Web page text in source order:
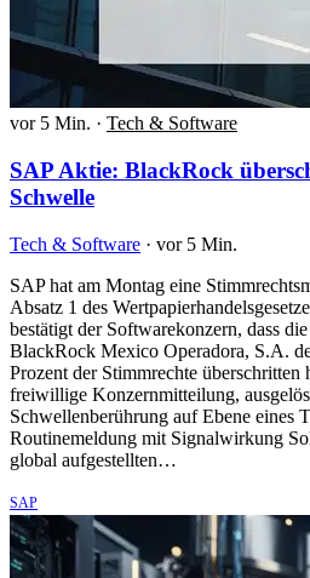
vor 5 Min. · Tech & Software
SAP Aktie: BlackRock
Schwelle
Tech & Software · vor 5 Min.
SAP hat am Montag eine
Absatz 1 des
bestätigt der Softwarekonzern, dass
BlackRock Mexico Operadora, S.A.
Prozent der Stimmrechte überschritten
freiwillige Konzernmitteilung,
Schwellenberührung auf Ebene eines
Routinemeldung mit Signalwirkung
global aufgestellten…
SAP